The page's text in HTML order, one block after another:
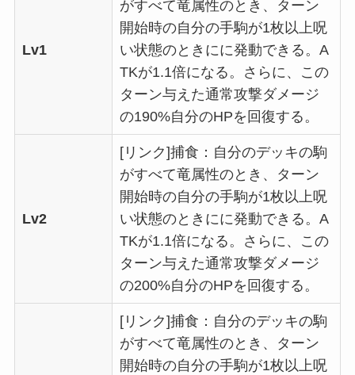
Lv1
がすべて竜属性のとき、ターン
開始時の自分の手駒が1枚以上呪
い状態のときにに発動できる。A
TKが1.1倍になる。さらに、この
ターン与えた通常攻撃ダメージ
の190%自分のHPを回復する。
Lv2
[リンク]捕食：自分のデッキの駒
がすべて竜属性のとき、ターン
開始時の自分の手駒が1枚以上呪
い状態のときにに発動できる。A
TKが1.1倍になる。さらに、この
ターン与えた通常攻撃ダメージ
の200%自分のHPを回復する。
[リンク]捕食：自分のデッキの駒
がすべて竜属性のとき、ターン
開始時の自分の手駒が1枚以上呪